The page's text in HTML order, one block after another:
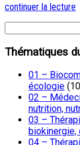
continuer la lecture
Thématiques
01 –
écologie
02 –
nutrition,
03 –
04 –